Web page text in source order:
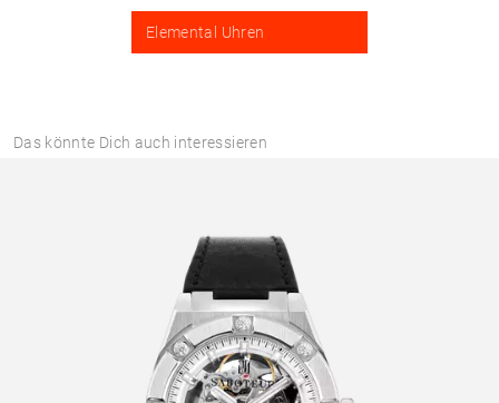
Elemental Uhren
Das könnte Dich auch interessieren